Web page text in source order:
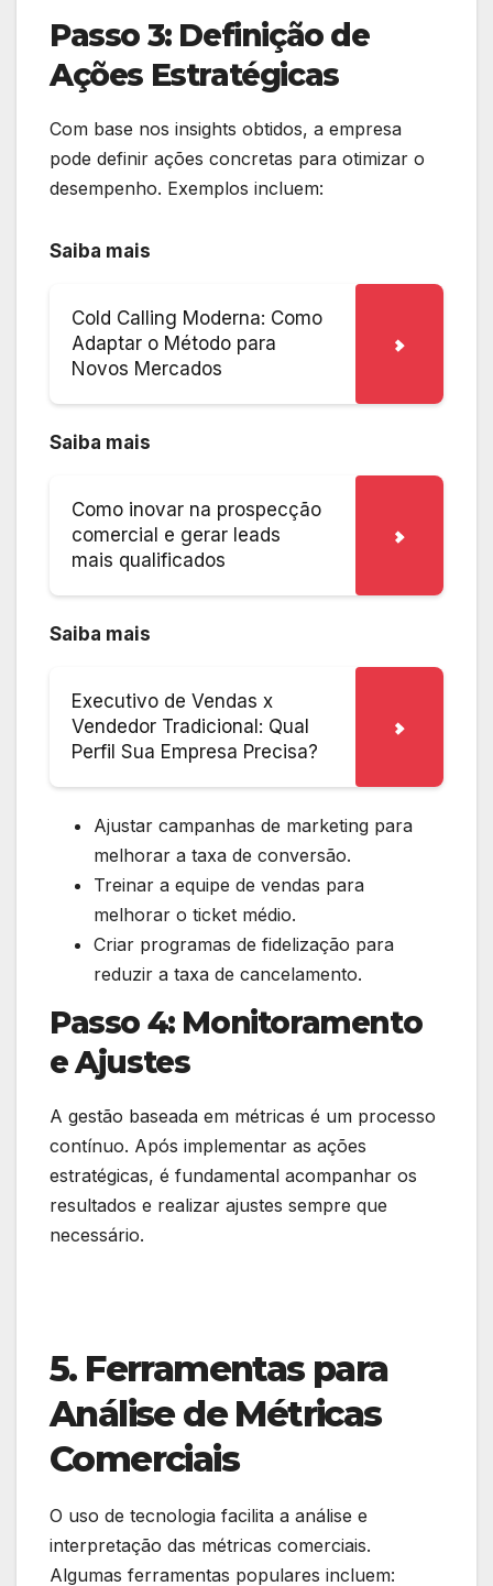
Passo 3: Definição de
Ações Estratégicas
Com base nos insights obtidos, a empresa
pode definir ações concretas para otimizar o
desempenho. Exemplos incluem:
Saiba mais
Cold Calling Moderna: Como
Adaptar o Método para
Novos Mercados
Saiba mais
Como inovar na prospecção
comercial e gerar leads
mais qualificados
Saiba mais
Executivo de Vendas x
Vendedor Tradicional: Qual
Perfil Sua Empresa Precisa?
Ajustar campanhas de marketing para
melhorar a taxa de conversão.
Treinar a equipe de vendas para
melhorar o ticket médio.
Criar programas de fidelização para
reduzir a taxa de cancelamento.
Passo 4: Monitoramento
e Ajustes
A gestão baseada em métricas é um processo
contínuo. Após implementar as ações
estratégicas, é fundamental acompanhar os
resultados e realizar ajustes sempre que
necessário.
5. Ferramentas para
Análise de Métricas
Comerciais
O uso de tecnologia facilita a análise e
interpretação das métricas comerciais.
Algumas ferramentas populares incluem: